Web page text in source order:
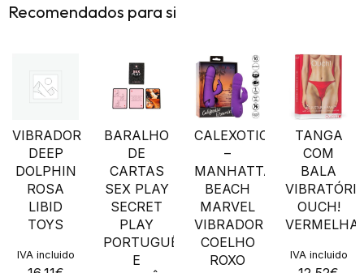
Recomendados para si
VIBRADOR
DEEP
DOLPHIN
ROSA
LIBID
TOYS
IVA incluido
BARALHO
DE
CARTAS
SEX PLAY
SECRET
PLAY
PORTUGUÊS
E
CALEXOTICS
–
MANHATTAN
BEACH
MARVEL
VIBRADOR
COELHO
ROXO
TANGA
COM
BALA
OUCH!
VERMELHA
IVA incluido